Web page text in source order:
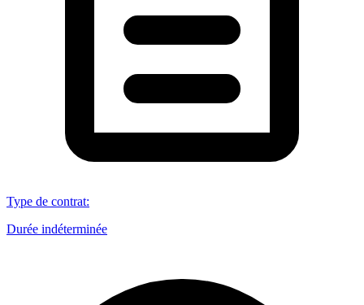
Type de contrat:
Durée indéterminée